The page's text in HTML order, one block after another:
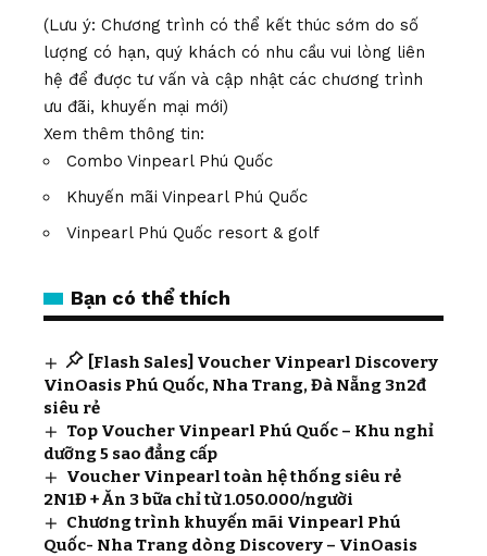
(Lưu ý: Chương trình có thể kết thúc sớm do số
lượng có hạn, quý khách có nhu cầu vui lòng liên
hệ để được tư vấn và cập nhật các chương trình
ưu đãi, khuyến mại mới)
Xem thêm thông tin:
Combo Vinpearl Phú Quốc
Khuyến mãi Vinpearl Phú Quốc
Vinpearl Phú Quốc resort & golf
Bạn có thể thích
[Flash Sales] Voucher Vinpearl Discovery
VinOasis Phú Quốc, Nha Trang, Đà Nẵng 3n2đ
siêu rẻ
Top Voucher Vinpearl Phú Quốc – Khu nghỉ
dưỡng 5 sao đẳng cấp
Voucher Vinpearl toàn hệ thống siêu rẻ
2N1Đ + Ăn 3 bữa chỉ từ 1.050.000/người
Chương trình khuyến mãi Vinpearl Phú
Quốc- Nha Trang dòng Discovery – VinOasis